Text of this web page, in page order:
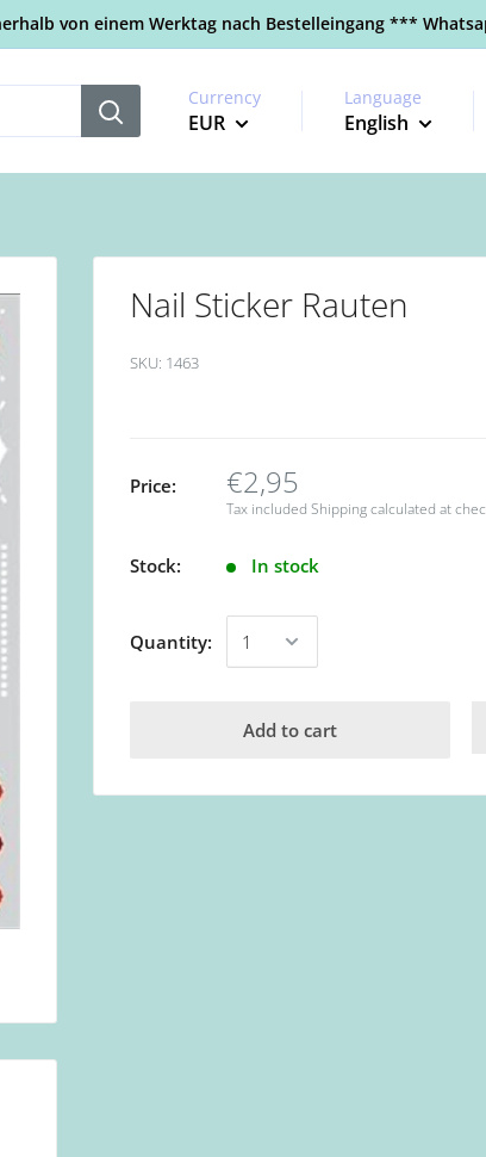
von einem Werktag nach Bestelleingang ***
Currency
EUR
Language
English
Nail Sticker Rauten
SKU: 1463
Price: €2,95
Tax included Shipping calculated at
Stock: In stock
Quantity:
Add to cart